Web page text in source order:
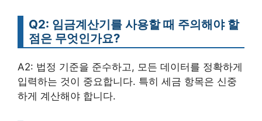
Q2: 임금계산기를 사용할 때 주의해야 할
점은 무엇인가요?
A2: 법정 기준을 준수하고, 모든 데이터를 정확하게
입력하는 것이 중요합니다. 특히 세금 항목은 신중
하게 계산해야 합니다.